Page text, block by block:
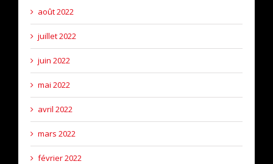
août 2022
juillet 2022
juin 2022
mai 2022
avril 2022
mars 2022
février 2022